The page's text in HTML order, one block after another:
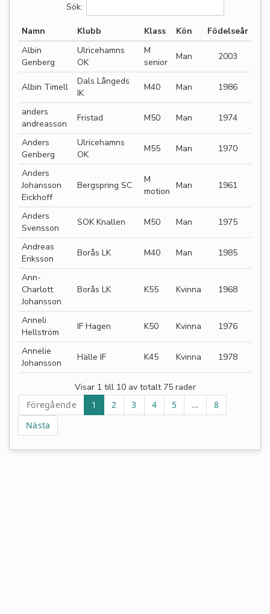
Sök:
Namn Klubb Klass Kön
Födelseår
Albin
Genberg
Ulricehamns
OK
M
senior
Man 2003
Albin Timell
Dals Långeds
IK
M40 Man 1986
anders
andreasson
Fristad M50 Man 1974
Anders
Genberg
Ulricehamns
OK
M55 Man 1970
Anders
Johansson
Eickhoff
Bergspring SC
M
motion
Man 1961
Anders
Svensson
SOK Knallen M50 Man 1975
Andreas
Eriksson
Borås LK M40 Man 1985
Ann-
Charlott
Johansson
Borås LK K55 Kvinna 1968
Anneli
Hellström
IF Hagen K50 Kvinna 1976
Annelie
Johansson
Hälle IF K45 Kvinna 1978
Visar 1 till 10 av totalt 75 rader
Föregående
1 2 3 4 5 …
8
Nästa